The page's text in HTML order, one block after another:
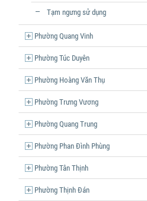
Tạm ngưng sử dụng
Phường Quang Vinh
Phường Túc Duyên
Phường Hoàng Văn Thụ
Phường Trưng Vương
Phường Quang Trung
Phường Phan Đình Phùng
Phường Tân Thịnh
Phường Thịnh Đán